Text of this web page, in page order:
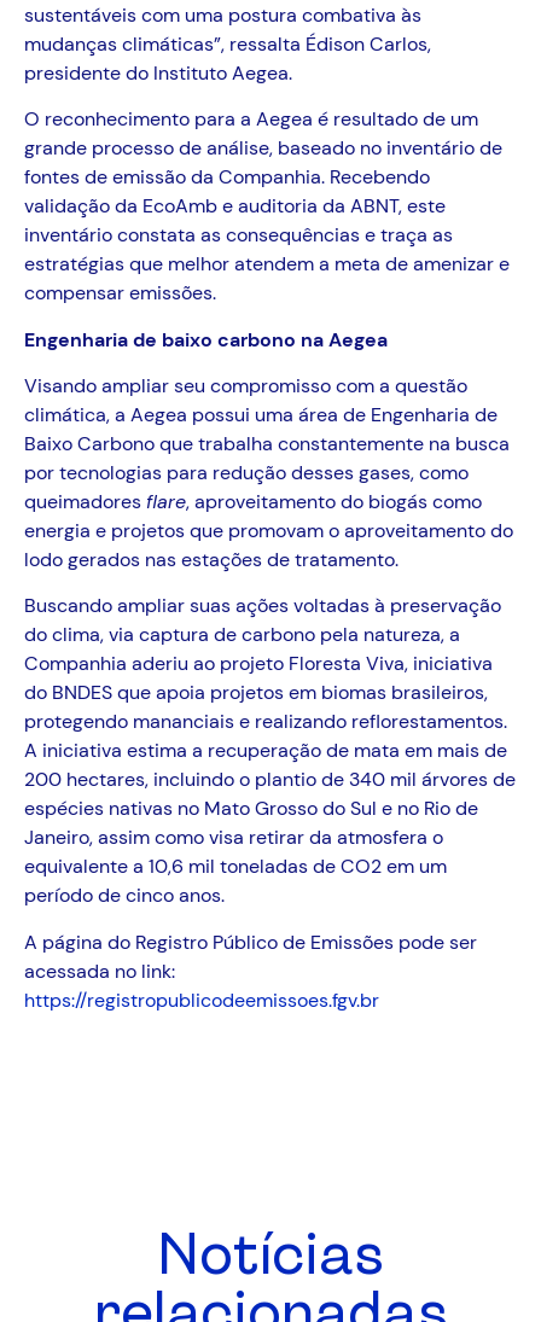
sustentáveis com uma postura combativa às
mudanças climáticas”, ressalta Édison Carlos,
presidente do Instituto Aegea.
O reconhecimento para a Aegea é resultado de um
grande processo de análise, baseado no inventário de
fontes de emissão da Companhia. Recebendo
validação da EcoAmb e auditoria da ABNT, este
inventário constata as consequências e traça as
estratégias que melhor atendem a meta de amenizar e
compensar emissões.
Engenharia de baixo carbono na Aegea
Visando ampliar seu compromisso com a questão
climática, a Aegea possui uma área de Engenharia de
Baixo Carbono que trabalha constantemente na busca
por tecnologias para redução desses gases, como
queimadores flare, aproveitamento do biogás como
energia e projetos que promovam o aproveitamento do
lodo gerados nas estações de tratamento.
Buscando ampliar suas ações voltadas à preservação
do clima, via captura de carbono pela natureza, a
Companhia aderiu ao projeto Floresta Viva, iniciativa
do BNDES que apoia projetos em biomas brasileiros,
protegendo mananciais e realizando reflorestamentos.
A iniciativa estima a recuperação de mata em mais de
200 hectares, incluindo o plantio de 340 mil árvores de
espécies nativas no Mato Grosso do Sul e no Rio de
Janeiro, assim como visa retirar da atmosfera o
equivalente a 10,6 mil toneladas de CO2 em um
período de cinco anos.
A página do Registro Público de Emissões pode ser
acessada no link:
https://registropublicodeemissoes.fgv.br
Notícias